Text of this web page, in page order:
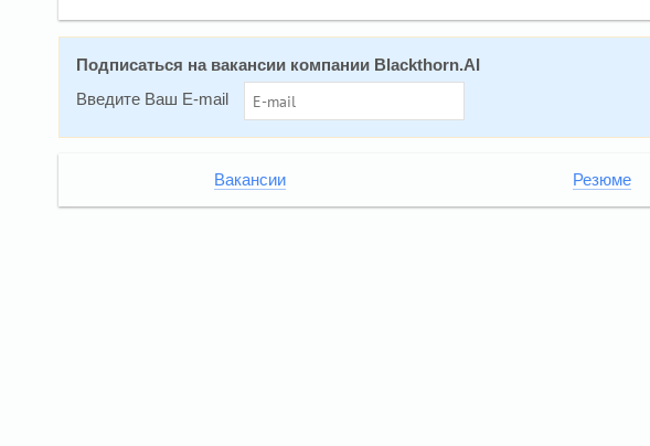
Подписаться на вакансии компании Blackthorn.AI
Введите Ваш E-mail
Вакансии Резюме